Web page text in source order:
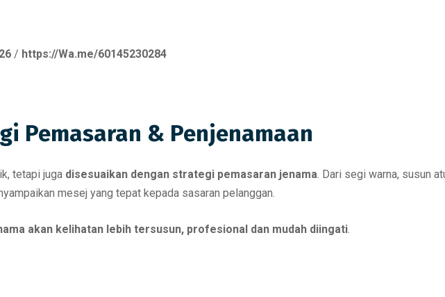
/ https://Wa.me/60145230284
Pemasaran & Penjenamaan
tetapi juga disesuaikan dengan strategi pemasaran jenama. Dari segi warna, susun
mesej yang tepat kepada sasaran pelanggan.
akan kelihatan lebih tersusun, profesional dan mudah diingati.